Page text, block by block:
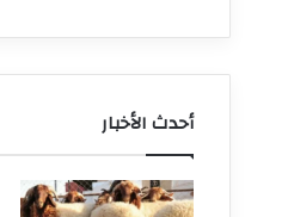
أحدث الأخبار